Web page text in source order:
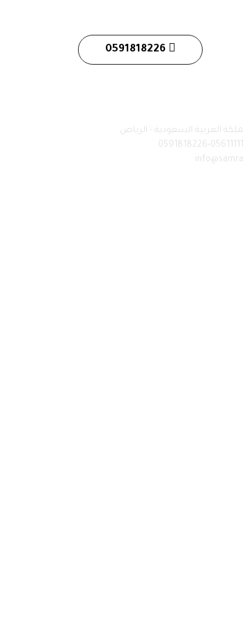
0591818226
العربية السعودية - الرياض